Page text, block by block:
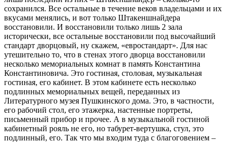
сохранился. Все остальные в течение веков владельцами и их
вкусами менялись, и вот только Штакеншнайдера
восстановили. И восстановили только лишь 2 зала
исторически, все остальные восстановили под высочайший
стандарт дворцовый, ну скажем, «евростандарт». Для нас
утешительно то, что в стенах этого дворца восстановили
несколько мемориальных комнат в память Константина
Константиновича. Это гостиная, столовая, музыкальная
гостиная, его кабинет. В этом кабинете есть несколько
подлинных мемориальных вещей, переданных из
Литературного музея Пушкинского дома. Это, в частности,
его рабочий стол, его этажерка, настенные портреты,
письменный прибор и прочее. А в музыкальной гостиной
кабинетный рояль не его, но табурет-вертушка, стул, это
подлинный, его. Так что мы входим туда с благоговением –